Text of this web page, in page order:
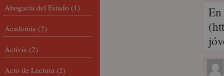
(
Abogacía del Estado (1)
Academia (2)
Activia (2)
Acto de Lectura (2)